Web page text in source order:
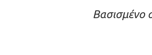
Βασισμένο